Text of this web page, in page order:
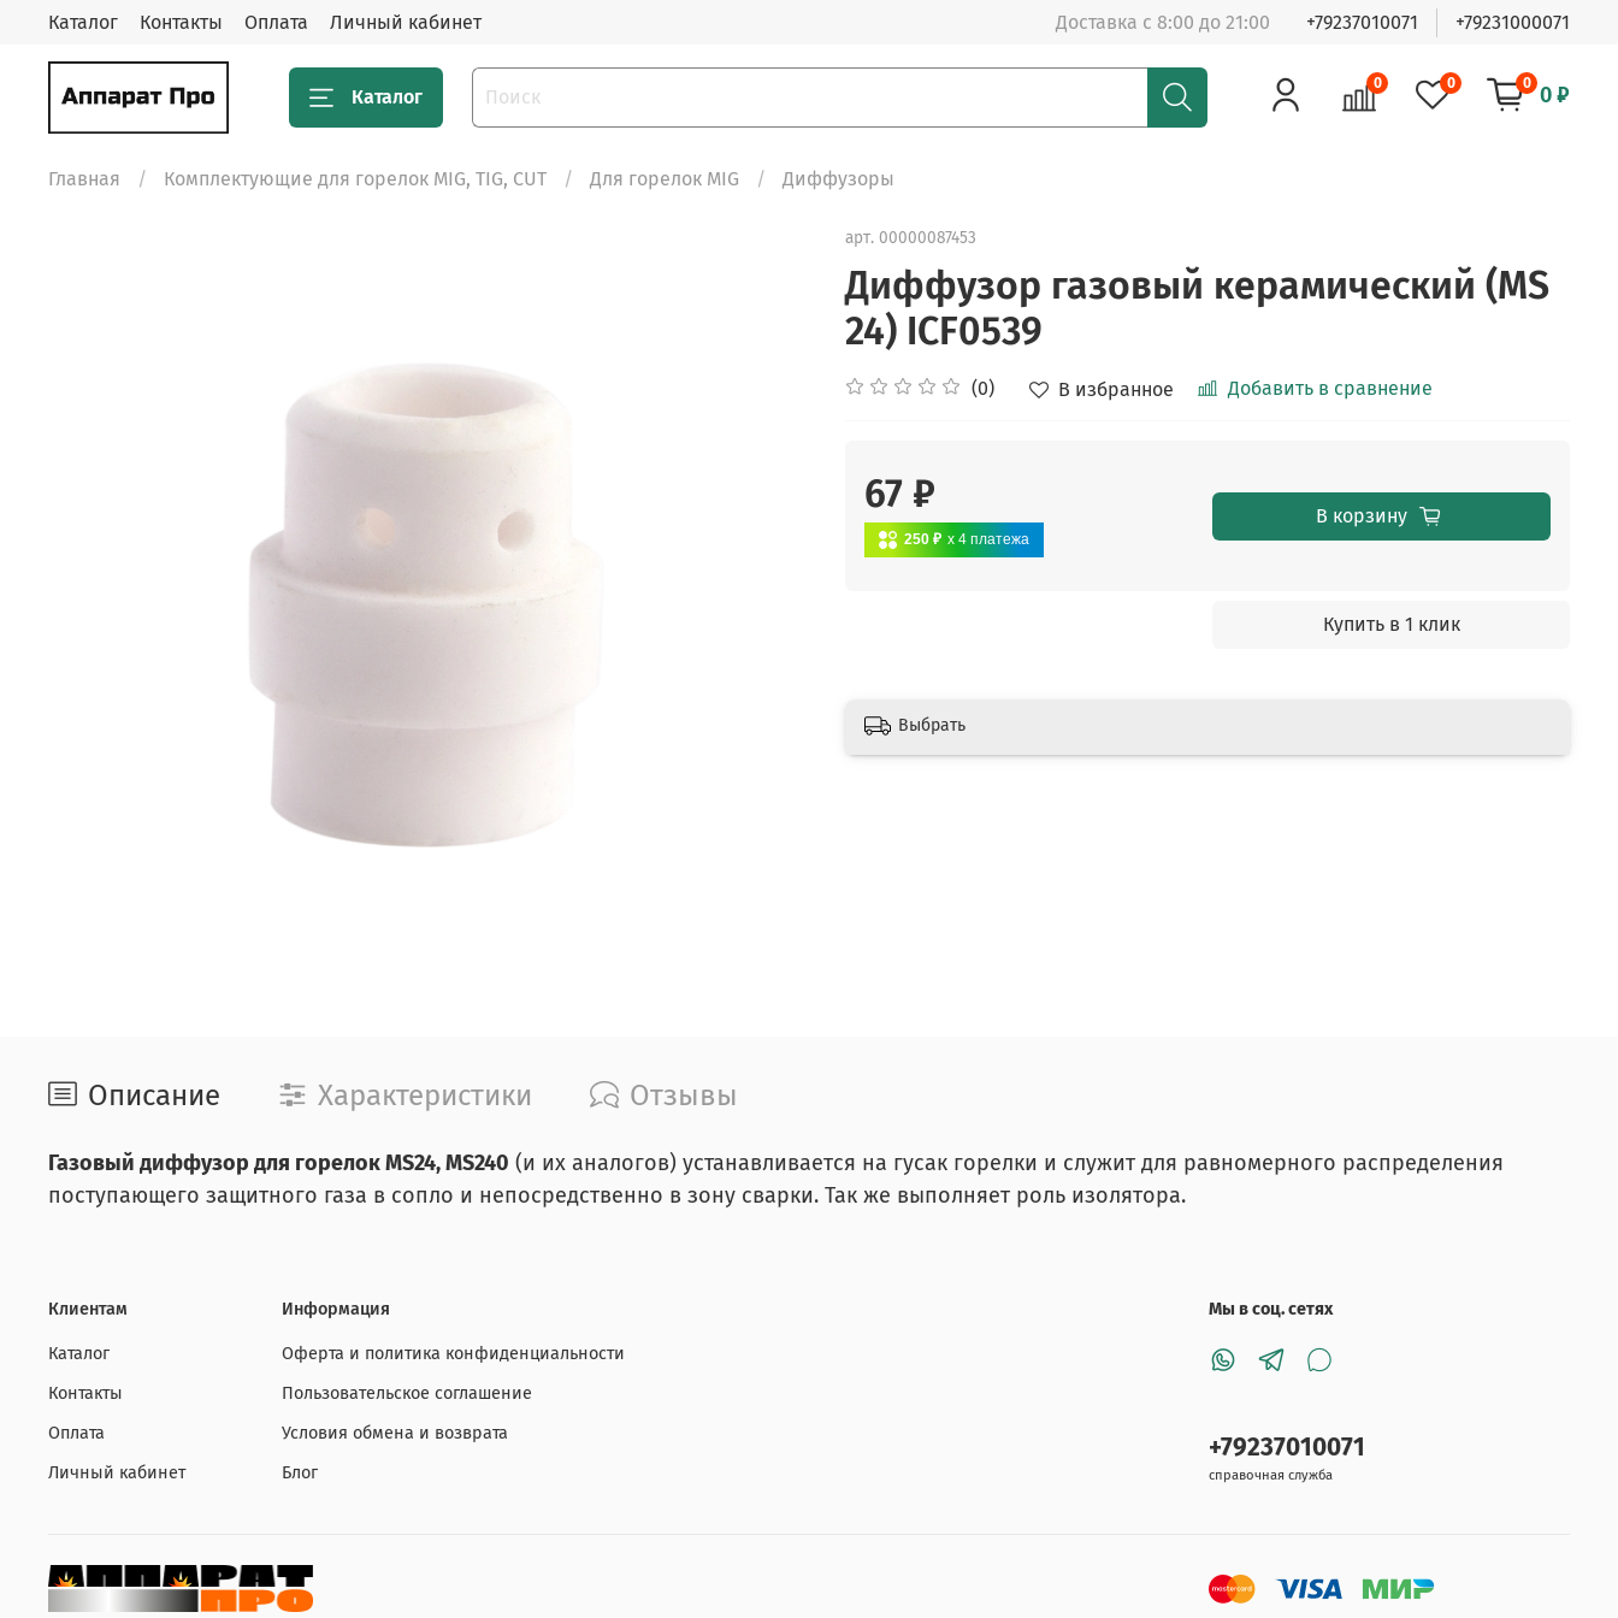
Каталог Контакты Оплата Личный кабинет Доставка с 8:00 до 21:00 +79237010071 +79231000071
Каталог
0 0 0 0 ₽
Главная Комплектующие для горелок MIG, TIG, CUT Для горелок MIG Диффузоры
арт. 00000087453
Диффузор газовый керамический (MS
24) ICF0539
(0) В избранное Добавить в сравнение
67 ₽
250 ₽ x 4 платежа
В корзину
Купить в 1 клик
Выбрать
Описание Характеристики Отзывы
Газовый диффузор для горелок MS24, MS240 (и их аналогов) устанавливается на гусак горелки и служит для равномерного распределения
поступающего защитного газа в сопло и непосредственно в зону сварки. Так же выполняет роль изолятора.
Клиентам
Каталог
Контакты
Оплата
Личный кабинет
Информация
Оферта и политика конфиденциальности
Пользовательское соглашение
Условия обмена и возврата
Блог
Мы в соц. сетях
+79237010071
справочная служба